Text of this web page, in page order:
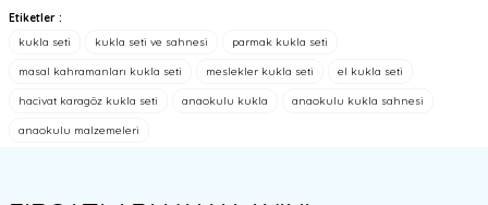
Bu ürünün fiyat bilgisi, resim, ürün açıklamalarında ve diğer
konularda yetersiz gördüğünüz noktaları öneri formunu kullanarak
tarafımıza iletebilirsiniz.
Etiketler :
kukla seti
kukla seti ve sahnesi parmak kukla seti
masal kahramanları kukla seti meslekler kukla seti el kukla seti
hacivat karagöz kukla seti anaokulu kukla anaokulu kukla sahnesi
anaokulu malzemeleri